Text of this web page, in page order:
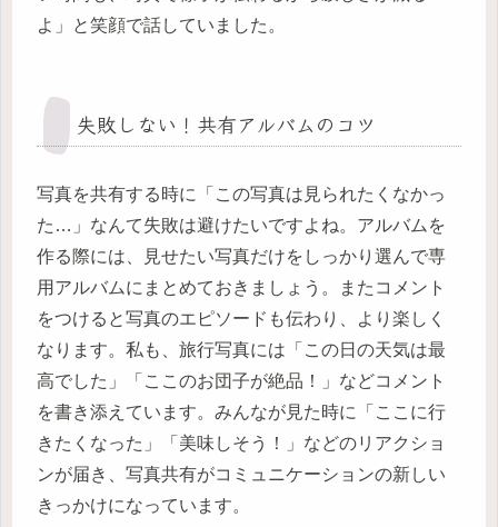
よ」と笑顔で話していました。
失敗しない！共有アルバムのコツ
写真を共有する時に「この写真は見られたくなかっ
た…」なんて失敗は避けたいですよね。アルバムを
作る際には、見せたい写真だけをしっかり選んで専
用アルバムにまとめておきましょう。またコメント
をつけると写真のエピソードも伝わり、より楽しく
なります。私も、旅行写真には「この日の天気は最
高でした」「ここのお団子が絶品！」などコメント
を書き添えています。みんなが見た時に「ここに行
きたくなった」「美味しそう！」などのリアクショ
ンが届き、写真共有がコミュニケーションの新しい
きっかけになっています。